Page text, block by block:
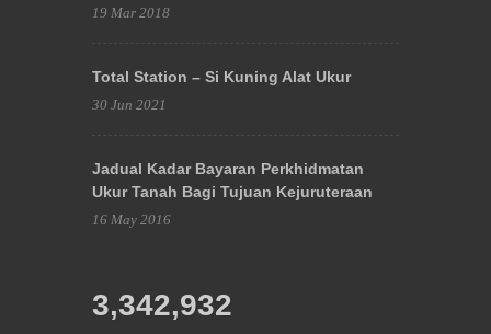
19 Mar 2018
Total Station – Si Kuning Alat Ukur
30 Jun 2021
Jadual Kadar Bayaran Perkhidmatan
Ukur Tanah Bagi Tujuan Kejuruteraan
16 May 2016
3,342,932